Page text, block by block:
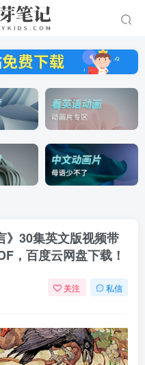
》30集英文版视频带
，百度云网盘下载！
关注 私信